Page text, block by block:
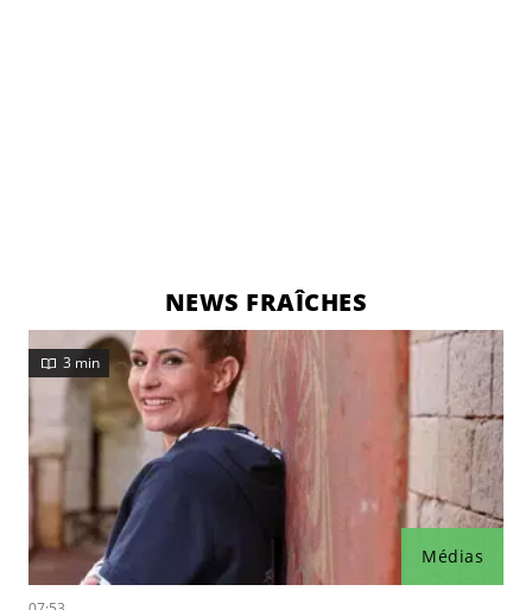
NEWS FRAÎCHES
Médias
3 min